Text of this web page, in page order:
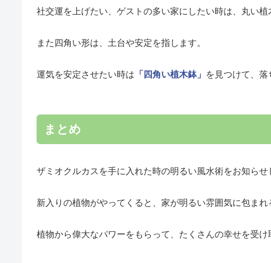
社交運を上げたい、ゲストの多い家にしたい時は、丸い植
また四角い形は、土台や安定を指します。
運気を安定させたい時は 「四角い植木鉢」 を見つけて、落
まとめ
ザミオクルカスを手に入れた時の明るい風水術をお知らせ
新入りの植物がやってくると、家が明るい雰囲気に包まれ
植物から偉大なパワーをもらって、たくさんの幸せを受け